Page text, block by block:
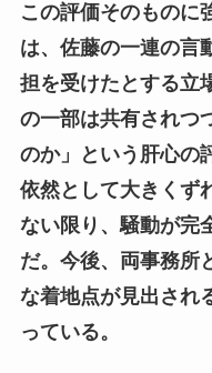
この評価そのものに
は、佐藤の一連の言
担を受けたとする立
の一部は共有されつ
のか」という肝心の
依然として大きくず
ない限り、騒動が完
だ。今後、両事務所
な着地点が見出され
っている。